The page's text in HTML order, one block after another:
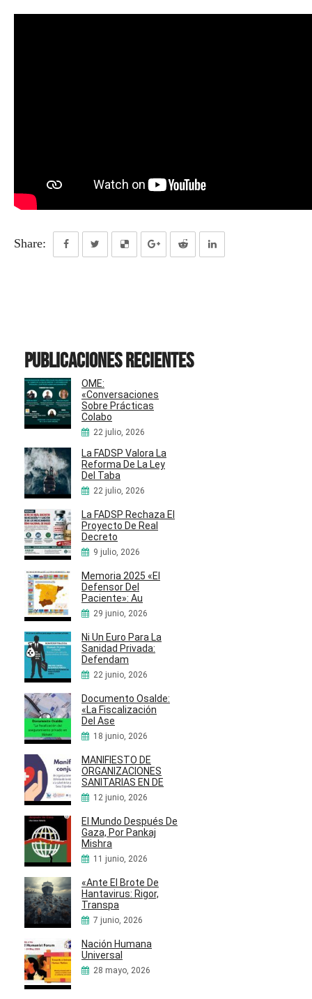
Share:
Publicaciones recientes
OME:
«Conversaciones
Sobre Prácticas
Colabo
22 julio, 2026
La FADSP Valora La
Reforma De La Ley
Del Taba
22 julio, 2026
La FADSP Rechaza El
Proyecto De Real
Decreto
9 julio, 2026
Memoria 2025 «El
Defensor Del
Paciente»: Au
29 junio, 2026
Ni Un Euro Para La
Sanidad Privada:
Defendam
22 junio, 2026
Documento Osalde:
«La Fiscalización
Del Ase
18 junio, 2026
MANIFIESTO DE
ORGANIZACIONES
SANITARIAS EN DE
12 junio, 2026
El Mundo Después De
Gaza, Por Pankaj
Mishra
11 junio, 2026
«Ante El Brote De
Hantavirus: Rigor,
Transpa
7 junio, 2026
Nación Humana
Universal
28 mayo, 2026